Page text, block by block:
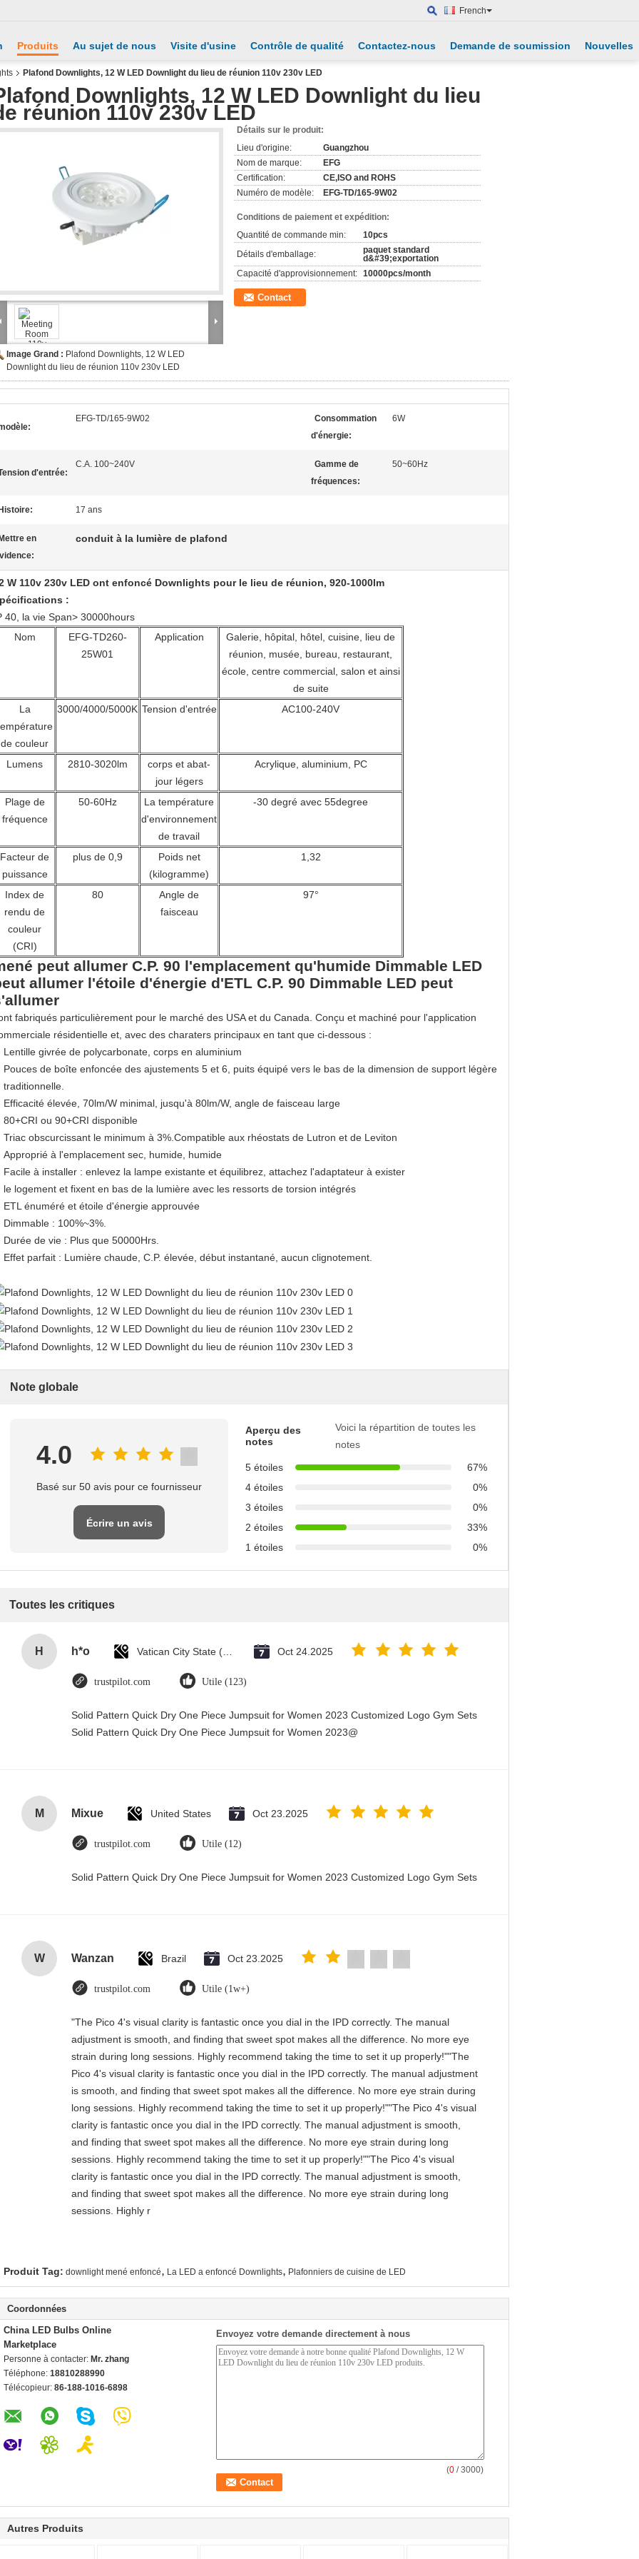
French
Produits Au sujet de nous Visite d'usine Contrôle de qualité Contactez-nous Demande de soumission Nouvelles
Plafond Downlights, 12 W LED Downlight du lieu de réunion 110v 230v LED
Downlights, 12 W LED Downlight du lieu
réunion 110v 230v LED
Image Grand : Plafond Downlights, 12 W LED
Downlight du lieu de réunion 110v 230v LED
Détails sur le produit:
Lieu d'origine:
Guangzhou
Nom de marque:
EFG
Certification:
CE,ISO and ROHS
Numéro de modèle:
EFG-TD/165-9W02
Conditions de paiement et expédition:
Quantité de commande min:
10pcs
Détails d'emballage:
paquet standard
d&#39;exportation
Capacité d'approvisionnement: 10000pcs/month
Contact
EFG-TD/165-9W02
Consommation
d'énergie:
6W
d'entrée:
C.A. 100~240V
Gamme de
fréquences:
50~60Hz
17 ans
en
conduit à la lumière de plafond
W 110v 230v LED ont enfoncé Downlights pour le lieu de réunion, 920-1000lm
:
40, la vie Span> 30000hours
Nom
EFG-TD260-
25W01
Application
Galerie, hôpital, hôtel, cuisine, lieu de
réunion, musée, bureau, restaurant,
école, centre commercial, salon et ainsi
de suite
La
de couleur
3000/4000/5000K Tension d'entrée AC100-240V
Lumens 2810-3020lm
corps et abat-
jour légers
Acrylique, aluminium, PC
Plage de
fréquence
50-60Hz
La température
d'environnement
de travail
-30 degré avec 55degree
Facteur de
puissance
plus de 0,9
Poids net
(kilogramme)
1,32
Index de
rendu de
couleur
(CRI)
80
Angle de
faisceau
97°
peut allumer C.P. 90 l'emplacement qu'humide Dimmable LED
allumer l'étoile d'énergie d'ETL C.P. 90 Dimmable LED peut
fabriqués particulièrement pour le marché des USA et du Canada. Conçu et machiné pour l'application
résidentielle et, avec des charaters principaux en tant que ci-dessous :
Lentille givrée de polycarbonate, corps en aluminium
Pouces de boîte enfoncée des ajustements 5 et 6, puits équipé vers le bas de la dimension de support légère
traditionnelle.
Efficacité élevée, 70lm/W minimal, jusqu'à 80lm/W, angle de faisceau large
80+CRI ou 90+CRI disponible
Triac obscurcissant le minimum à 3%.Compatible aux rhéostats de Lutron et de Leviton
Approprié à l'emplacement sec, humide, humide
Facile à installer : enlevez la lampe existante et équilibrez, attachez l'adaptateur à exister
le logement et fixent en bas de la lumière avec les ressorts de torsion intégrés
ETL énuméré et étoile d'énergie approuvée
Dimmable : 100%~3%.
Durée de vie : Plus que 50000Hrs.
Effet parfait : Lumière chaude, C.P. élevée, début instantané, aucun clignotement.
Note globale
4.0
Basé sur 50 avis pour ce fournisseur
Écrire un avis
Aperçu des
notes
Voici la répartition de toutes les
notes
5 étoiles
67%
4 étoiles
0%
3 étoiles
0%
2 étoiles
33%
1 étoiles
0%
Toutes les critiques
H h*o Oct 24.2025
trustpilot.com Utile (123)
Solid Pattern Quick Dry One Piece Jumpsuit for Women 2023 Customized Logo Gym Sets
Solid Pattern Quick Dry One Piece Jumpsuit for Women 2023@
M Mixue United States Oct 23.2025
trustpilot.com Utile (12)
Solid Pattern Quick Dry One Piece Jumpsuit for Women 2023 Customized Logo Gym Sets
W Wanzan Brazil Oct 23.2025
trustpilot.com Utile (1w+)
"The Pico 4's visual clarity is fantastic once you dial in the IPD correctly. The manual
adjustment is smooth, and finding that sweet spot makes all the difference. No more eye
strain during long sessions. Highly recommend taking the time to set it up properly!""The
Pico 4's visual clarity is fantastic once you dial in the IPD correctly. The manual adjustment
is smooth, and finding that sweet spot makes all the difference. No more eye strain during
long sessions. Highly recommend taking the time to set it up properly!""The Pico 4's visual
clarity is fantastic once you dial in the IPD correctly. The manual adjustment is smooth,
and finding that sweet spot makes all the difference. No more eye strain during long
sessions. Highly recommend taking the time to set it up properly!""The Pico 4's visual
clarity is fantastic once you dial in the IPD correctly. The manual adjustment is smooth,
and finding that sweet spot makes all the difference. No more eye strain during long
sessions. Highly r
Produit Tag: downlight mené enfoncé, La LED a enfoncé Downlights, Plafonniers de cuisine de LED
Coordonnées
China LED Bulbs Online
Marketplace
Personne à contacter: Mr. zhang
Téléphone: 18810288990
Télécopieur: 86-188-1016-6898
Envoyez votre demande directement à nous
(0 / 3000)
Autres Produits